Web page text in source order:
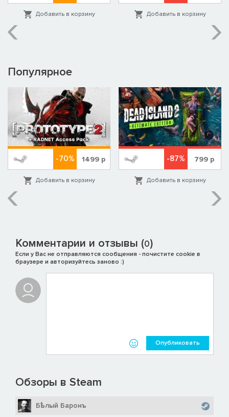
Добавить в корзину Добавить в корзину
Популярное
-70% 1499р
Добавить в корзину
-87% 799 р
Добавить в корзину
Комментарии и отзывы (0)
Если у Вас не отправляются сообщения - почистите cookie в
браузере и авторизуйтесь заново :)
Опубликовать
Обзоры в Steam
Бѣлый Баронъ